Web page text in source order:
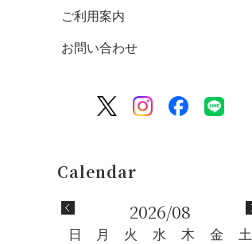
ご利用案内
お問い合わせ
2026/08
日 月 火 水 木 金
土